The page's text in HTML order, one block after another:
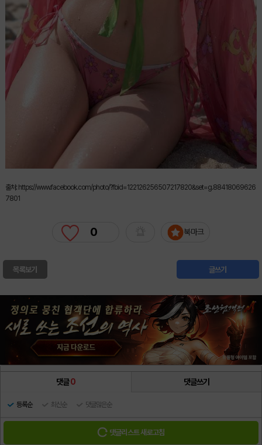
출처: https://www.facebook.com/photo/?fbid=122126256507217820&set=g.88418069626
7801
0 북마크
목록보기 글쓰기
댓글0 댓글쓰기
등록순 최신순 댓글많은순
댓글리스트 새로고침